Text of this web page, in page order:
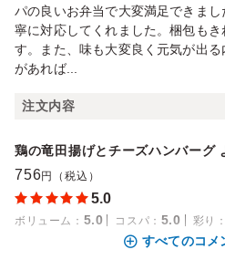
パの良いお弁当で大変満足できま
寧に対応してくれました。梱包も
す。また、味も大変良く元気が出
があれば...
注文内容
鶏の竜田揚げとチーズハンバーグ
756円（税込）
5.0
ボリューム ： 5.0 コスパ ： 5.0 彩り
すべてのコメ